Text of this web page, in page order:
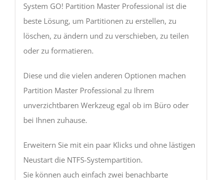
System GO! Partition Master Professional ist die
beste Lösung, um Partitionen zu erstellen, zu
löschen, zu ändern und zu verschieben, zu teilen
oder zu formatieren.
Diese und die vielen anderen Optionen machen
Partition Master Professional zu Ihrem
unverzichtbaren Werkzeug egal ob im Büro oder
bei Ihnen zuhause.
Erweitern Sie mit ein paar Klicks und ohne lästigen
Neustart die NTFS-Systempartition.
Sie können auch einfach zwei benachbarte